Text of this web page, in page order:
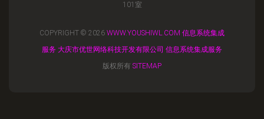
101室
COPYRIGHT © 2026 WWW.YOUSHIWL.COM 信息系统集成
服务 大庆市优世网络科技开发有限公司 信息系统集成服务
版权所有 SITEMAP